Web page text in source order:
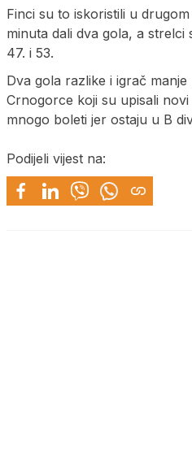
Finci su to iskoristili u
minuta dali dva gola, a strelci
47. i 53.
Dva gola razlike i igrač
Crnogorce koji su upisali
mnogo boleti jer ostaju u B
Podijeli vijest na: